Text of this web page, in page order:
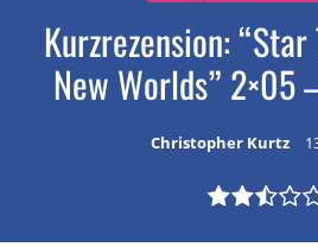
Kurzrezension:
New Worlds” 2×05
Christopher Kurtz